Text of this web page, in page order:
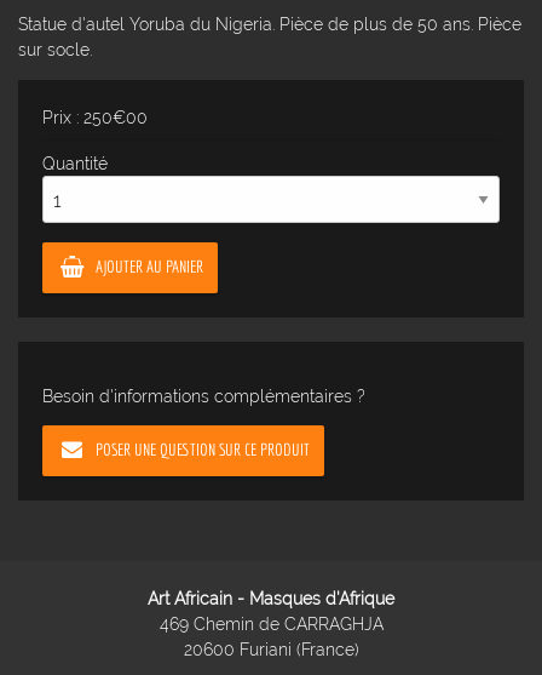
Statue d'autel Yoruba du Nigeria. Pièce de plus de 50 ans. Pièce
sur socle.
Prix : 250€00
Quantité
AJOUTER AU PANIER
Besoin d'informations complémentaires ?
POSER UNE QUESTION SUR CE PRODUIT
Art Africain - Masques d'Afrique
469 Chemin de CARRAGHJA
20600 Furiani (France)